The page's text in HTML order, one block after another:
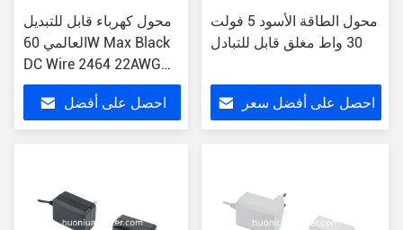
محول كهرباء قابل للتبديل
العالمي 60W Max Black
DC Wire 2464 22AWG
1.2M AU EU US UK
Version OCP OLP OVP
احصل على أفضل
محول الطاقة الأسود 5 فولت
30 واط مغلق قابل للتبادل
احصل على أفضل سعر